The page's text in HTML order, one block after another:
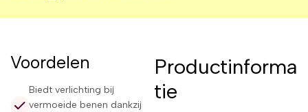
Voordelen
Biedt verlichting bij
vermoeide benen dankzij
Productinforma
tie